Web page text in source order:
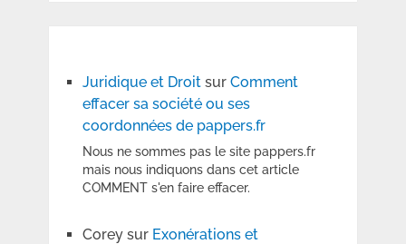
Juridique et Droitsur Comment
effacer sa société ou ses
coordonnées de pappers.fr
Nous ne sommes pas le site pappers.fr
mais nous indiquons dans cet article
COMMENT s'en faire effacer.
Coreysur Exonérations et